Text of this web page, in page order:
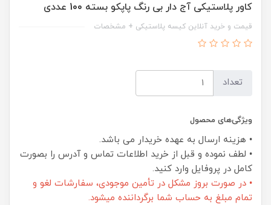
کاور پلاستیکی آج دار بی رنگ پاپکو بسته 100 عددی
قیمت و خرید آنلاین کیسه پلاستیکی + مشخصات
تعداد
ویژگی‌های محصول
• هزینه ارسال به عهده خریدار می باشد.
• لطف نموده و قبل از خرید اطلاعات تماس و آدرس را بصورت
کامل در پروفایل وارد کنید.
• در صورت بروز مشکل در تأمین موجودی، سفارشات لغو و
تمام مبلغ به حساب شما برگرداننده میشود.